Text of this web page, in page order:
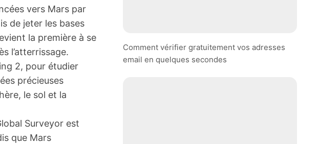
vers Mars par
de jeter les bases
la première à se
l’atterrissage.
2, pour étudier
précieuses
le sol et la
Surveyor est
que Mars
Comment vérifier gratuitement vos adresses
email en quelques secondes